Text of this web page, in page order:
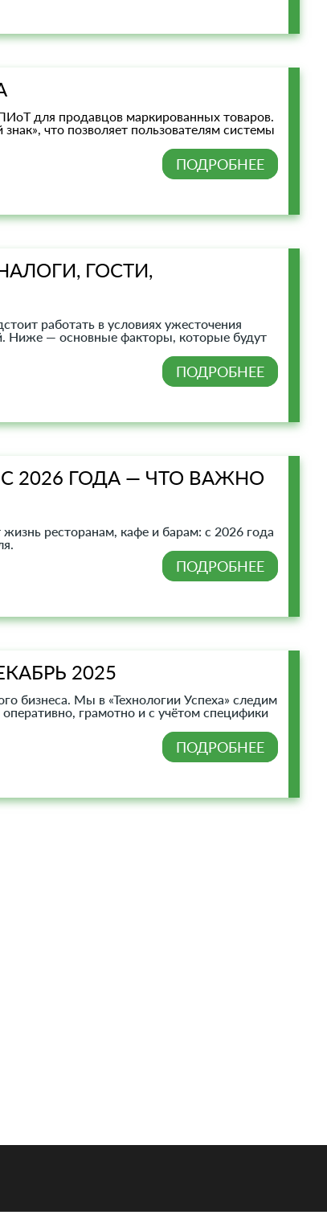
для продавцов маркированных товаров.
что позволяет пользователям системы
ПОДРОБНЕЕ
ГОСТИ,
работать в условиях ужесточения
Ниже — основные факторы, которые будут
ПОДРОБНЕЕ
2026 ГОДА — ЧТО ВАЖНО
ресторанам, кафе и барам: с 2026 года
ПОДРОБНЕЕ
2025
бизнеса. Мы в «Технологии Успеха» следим
грамотно и с учётом специфики
ПОДРОБНЕЕ